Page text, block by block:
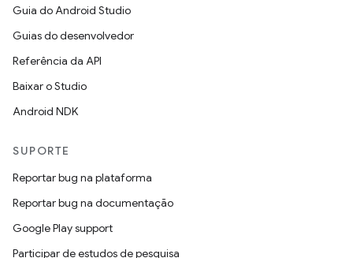
Guia do Android Studio
Guias do desenvolvedor
Referência da API
Baixar o Studio
Android NDK
SUPORTE
Reportar bug na plataforma
Reportar bug na documentação
Google Play support
Participar de estudos de pesquisa